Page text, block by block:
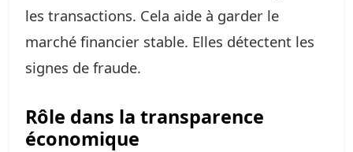
les transactions. Cela aide à garder le
marché financier stable. Elles détectent les
signes de fraude.
Rôle dans la transparence
économique